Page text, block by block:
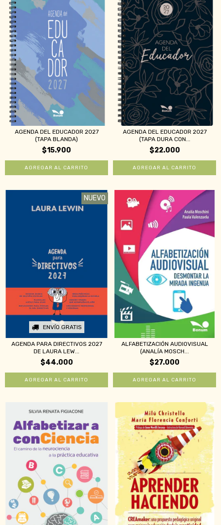
AGENDA DEL EDUCADOR 2027
(TAPA BLANDA)
$15.900
AGENDA DEL EDUCADOR 2027
(TAPA DURA CON...
$22.000
ENVÍO GRATIS
NUEVO
AGENDA PARA DIRECTIVOS 2027
DE LAURA LEW...
$44.000
ALFABETIZACIÓN AUDIOVISUAL
(ANALÍA MOSCH...
$27.000